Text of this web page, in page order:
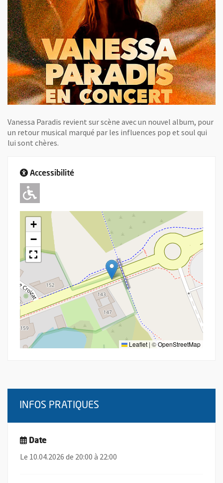
Vanessa Paradis revient sur scène avec un nouvel album, pour
un retour musical marqué par les influences pop et soul qui
lui sont chères.
Accessibilité
Adapté pour l'handicap Moteur
+
−
Leaflet | ©OpenStreetMap
INFOS PRATIQUES
Date
Le 10.04.2026 de 20:00 à 22:00